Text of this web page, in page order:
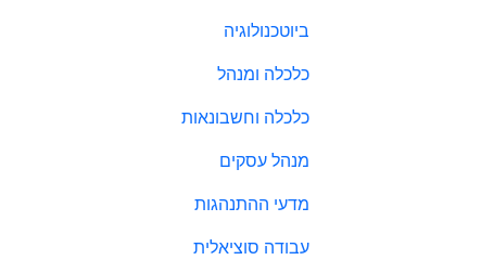
ביוטכנולוגיה
כלכלה ומנהל
כלכלה וחשבונאות
מנהל עסקים
מדעי ההתנהגות
עבודה סוציאלית